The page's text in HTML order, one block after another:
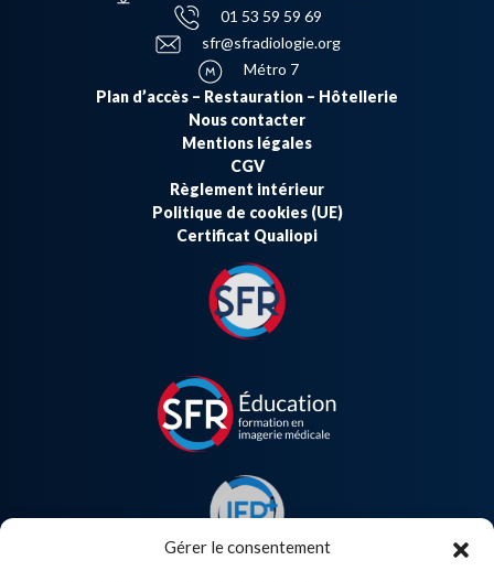
Gérer le consentement
01 53 59 59 69
sfr@sfradiologie.org
Métro 7
Plan d’accès – Restauration – Hôtellerie
Nous contacter
Mentions légales
CGV
Règlement intérieur
Politique de cookies (UE)
Certificat Qualiopi